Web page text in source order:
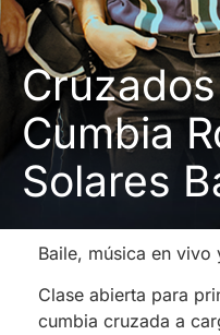
Cumbia
Solares
Baile, música en
Clase abierta para
cumbia cruzada a